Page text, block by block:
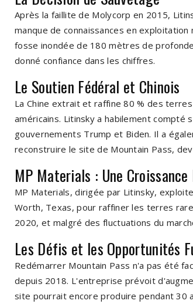
Après la faillite de Molycorp en 2015,
manque de connaissances en
fosse inondée de 180 mètres de
donné confiance dans les chiffres.
Le Soutien Fédéral et Chinois
La Chine extrait et raffine 80 % des
américains. Litinsky a habilement compté
gouvernements Trump et Biden. Il a
reconstruire le site de Mountain Pass,
MP Materials : Une Croissance
MP Materials, dirigée par Litinsky,
Worth, Texas, pour raffiner les terres
2020, et malgré des fluctuations du
Les Défis et les Opportunités
Redémarrer Mountain Pass n'a pas été
depuis 2018. L'entreprise prévoit
site pourrait encore produire pendant 30